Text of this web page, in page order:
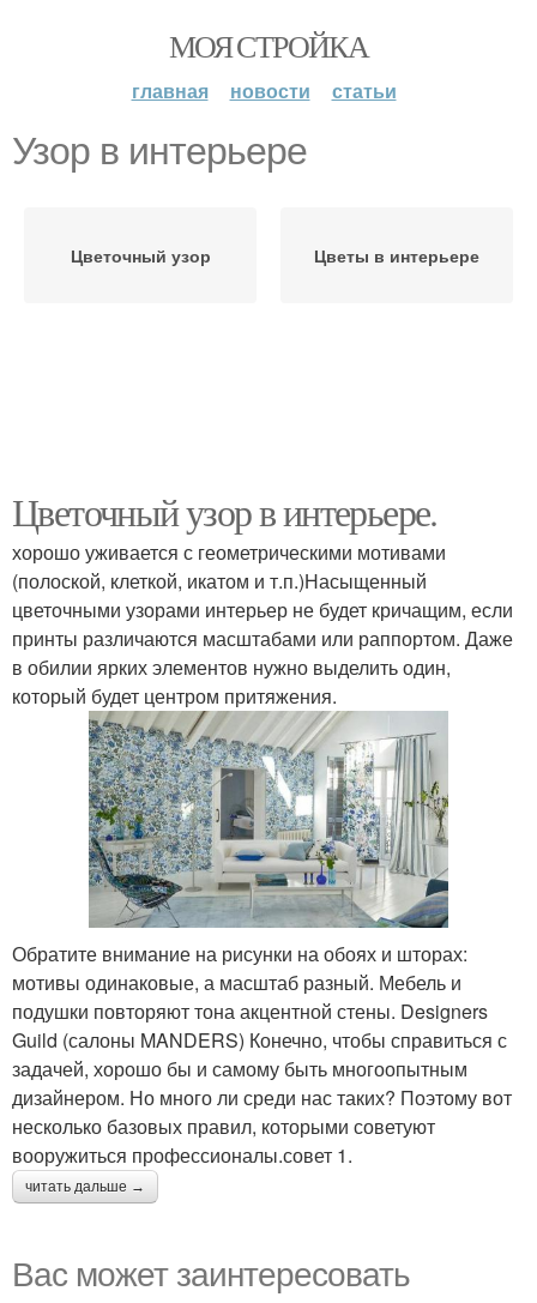
МОЯ СТРОЙКА
главная новости статьи
Узор в интерьере
Цветочный узор Цветы в интерьере
Цветочный узор в интерьере.
хорошо уживается с геометрическими мотивами
(полоской, клеткой, икатом и т.п.)Насыщенный
цветочными узорами интерьер не будет кричащим, если
принты различаются масштабами или раппортом. Даже
в обилии ярких элементов нужно выделить один,
который будет центром притяжения.
Обратите внимание на рисунки на обоях и шторах:
мотивы одинаковые, а масштаб разный. Мебель и
подушки повторяют тона акцентной стены. Designers
Guild (салоны MANDERS) Конечно, чтобы справиться с
задачей, хорошо бы и самому быть многоопытным
дизайнером. Но много ли среди нас таких? Поэтому вот
несколько базовых правил, которыми советуют
вооружиться профессионалы.совет 1.
читать дальше →
Вас может заинтересовать